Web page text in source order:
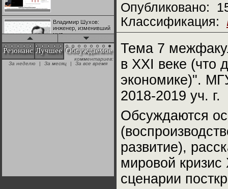
Владимир Шухов:
инженер, изменивший
мир
"Аркадий Коц" на
эгалите-фесте "Не
Резонанс Лучшее Обсуждаемое
комментариев:
За неделю
| За месяц | За все время
Опубликовано:
Классификация:
Тема 7
в XXI веке (что
экономике)".
2018-2019 уч. г.
Обсуждаются
развитие),
мировой
сценарии